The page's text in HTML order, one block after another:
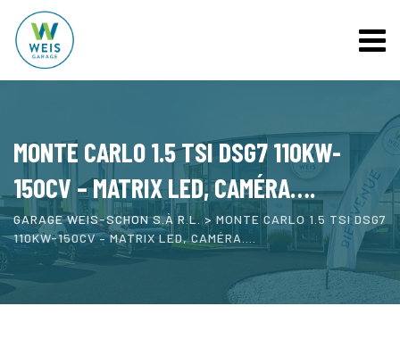
content
MONTE CARLO 1.5 TSI DSG7 110KW-
150CV – MATRIX LED, CAMÉRA….
GARAGE WEIS-SCHON S.À R.L. > MONTE CARLO 1.5 TSI DSG7
110KW-150CV – MATRIX LED, CAMÉRA….